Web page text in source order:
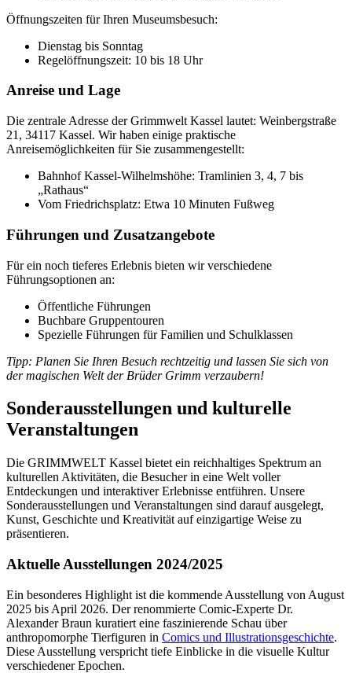
Öffnungszeiten für Ihren Museumsbesuch:
Dienstag bis Sonntag
Regelöffnungszeit: 10 bis 18 Uhr
Anreise und Lage
Die zentrale Adresse der Grimmwelt Kassel lautet: Weinbergstraße
21, 34117 Kassel. Wir haben einige praktische
Anreisemöglichkeiten für Sie zusammengestellt:
Bahnhof Kassel-Wilhelmshöhe: Tramlinien 3, 4, 7 bis
„Rathaus“
Vom Friedrichsplatz: Etwa 10 Minuten Fußweg
Führungen und Zusatzangebote
Für ein noch tieferes Erlebnis bieten wir verschiedene
Führungsoptionen an:
Öffentliche Führungen
Buchbare Gruppentouren
Spezielle Führungen für Familien und Schulklassen
Tipp: Planen Sie Ihren Besuch rechtzeitig und lassen Sie sich von
der magischen Welt der Brüder Grimm verzaubern!
Sonderausstellungen und kulturelle
Veranstaltungen
Die GRIMMWELT Kassel bietet ein reichhaltiges Spektrum an
kulturellen Aktivitäten, die Besucher in eine Welt voller
Entdeckungen und interaktiver Erlebnisse entführen. Unsere
Sonderausstellungen und Veranstaltungen sind darauf ausgelegt,
Kunst, Geschichte und Kreativität auf einzigartige Weise zu
präsentieren.
Aktuelle Ausstellungen 2024/2025
Ein besonderes Highlight ist die kommende Ausstellung von August
2025 bis April 2026. Der renommierte Comic-Experte Dr.
Alexander Braun kuratiert eine faszinierende Schau über
anthropomorphe Tierfiguren in Comics und Illustrationsgeschichte.
Diese Ausstellung verspricht tiefe Einblicke in die visuelle Kultur
verschiedener Epochen.